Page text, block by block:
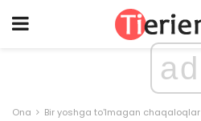
ad
Ona Bir yoshga to'lmagan chaqaloqlar